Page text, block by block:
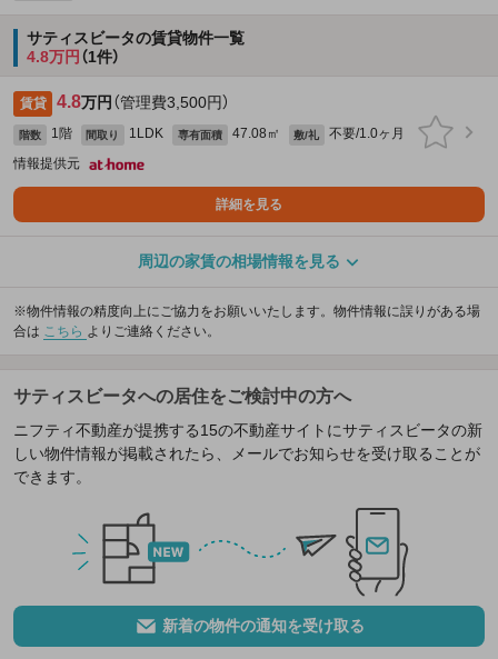
サティスビータの賃貸物件一覧
4.8万円 （1件）
賃貸 4.8万円 （管理費3,500円）
階数 1階 間取り 1LDK 専有面積 47.08㎡ 敷/礼
不要/1.0ヶ月
情報提供元
詳細を見る
周辺の家賃の相場情報を見る
※物件情報の精度向上にご協力をお願いいたします。物件情報に誤りがある場
合は こちら よりご連絡ください。
サティスビータへの居住をご検討中の方へ
ニフティ不動産が提携する15の不動産サイトにサティスビータの新
しい物件情報が掲載されたら、メールでお知らせを受け取ることが
できます。
新着の物件の通知を受け取る